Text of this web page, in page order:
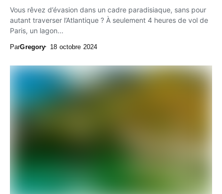
Vous rêvez d’évasion dans un cadre paradisiaque, sans pour
autant traverser l’Atlantique ? À seulement 4 heures de vol de
Paris, un lagon...
ParGregory 18 octobre 2024